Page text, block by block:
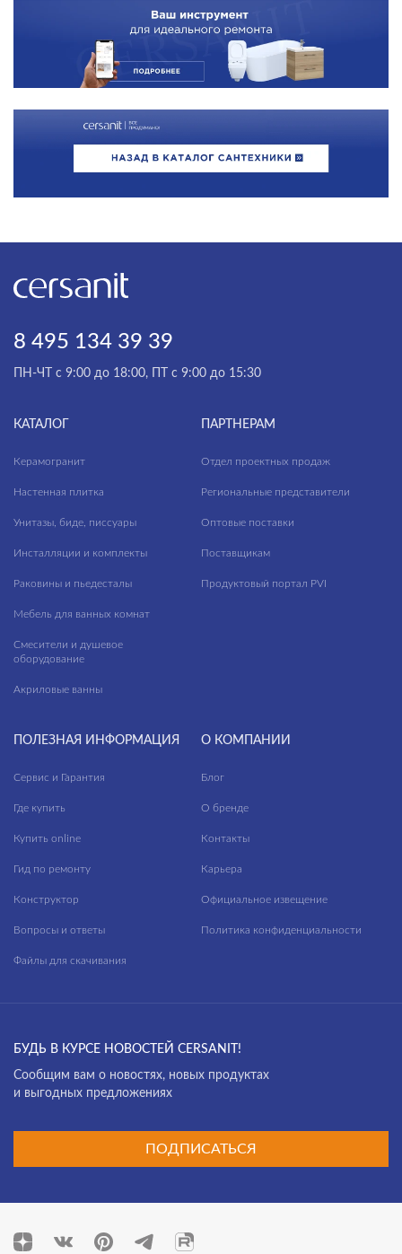
8 495 134 39 39
ПН-ЧТ с 9:00 до 18:00, ПТ с 9:00 до 15:30
КАТАЛОГ
Керамогранит
Настенная плитка
Унитазы, биде, писсуары
Инсталляции и комплекты
Раковины и пьедесталы
Мебель для ванных комнат
Смесители и душевое
оборудование
Акриловые ванны
ПАРТНЕРАМ
Отдел проектных продаж
Региональные представители
Оптовые поставки
Поставщикам
Продуктовый портал PVI
ПОЛЕЗНАЯ ИНФОРМАЦИЯ
Сервис и Гарантия
Где купить
Купить online
Гид по ремонту
Конструктор
Вопросы и ответы
Файлы для скачивания
О КОМПАНИИ
Блог
О бренде
Контакты
Карьера
Официальное извещение
Политика конфиденциальности
БУДЬ В КУРСЕ НОВОСТЕЙ CERSANIT!
Cообщим вам о новостях, новых продуктах
и выгодных предложениях
ПОДПИСАТЬСЯ